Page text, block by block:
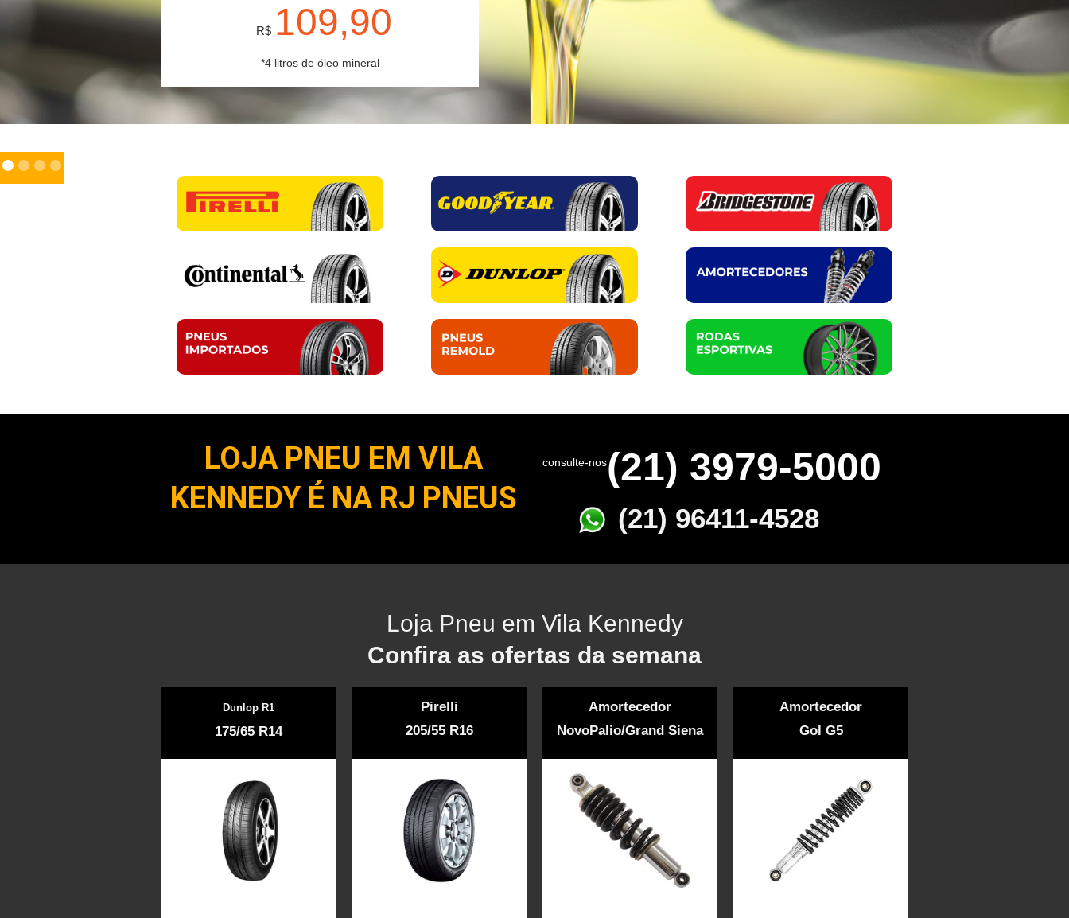
R$ 109,90
*4 litros de óleo mineral
LOJA PNEU EM VILA
KENNEDY É NA RJ PNEUS
consulte-nos(21) 3979-5000
(21) 96411-4528
Loja Pneu em Vila Kennedy
Confira as ofertas da semana
Dunlop R1
175/65 R14
Pirelli
205/55 R16
Amortecedor
NovoPalio/Grand Siena
Amortecedor
Gol G5